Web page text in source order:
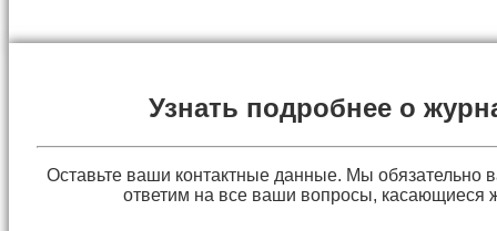
Узнать подробнее о
Оставьте ваши контактные данные. Мы обязательно
ответим на все ваши вопросы, касающиеся